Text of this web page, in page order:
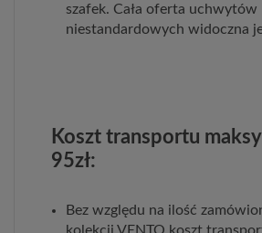
szafek. Cała oferta uchwytów
niestandardowych widoczna
Koszt transportu
95zł:
Bez względu na ilość
kolekcji VENTO koszt